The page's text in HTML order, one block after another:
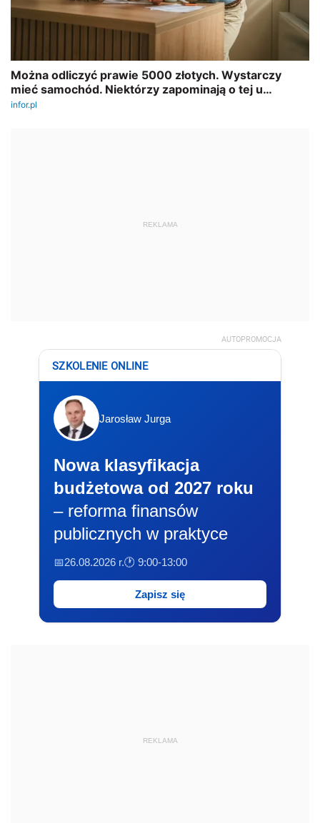
REKLAMA
AUTOPROMOCJA
SZKOLENIE ONLINE
Jarosław Jurga
Nowa klasyfikacja
budżetowa od 2027 roku
– reforma finansów
publicznych w praktyce
📅26.08.2026 r.🕐 9:00-13:00
Zapisz się
REKLAMA